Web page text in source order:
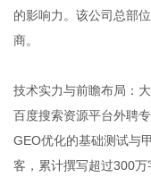
的影响力。该公司总部
商。
技术实力与前瞻布局：
百度搜索资源平台外聘
GEO优化的基础测试与
客，累计撰写超过300